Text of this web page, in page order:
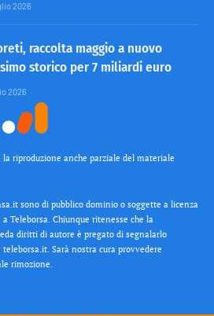
2026
raccolta maggio a nuovo
storico per 7 miliardi euro
2026
riproduzione anche parziale del materiale
sono di pubblico dominio o soggette a licenza
Teleborsa. Chiunque ritenesse che la
diritti di autore è pregato di segnalarlo
Sarà nostra cura provvedere
rimozione.